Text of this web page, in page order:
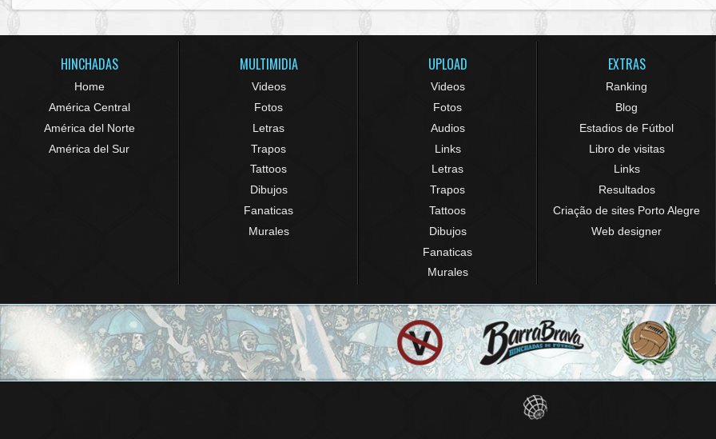
HINCHADAS
Home
América Central
América del Norte
América del Sur
MULTIMIDIA
Videos
Fotos
Letras
Trapos
Tattoos
Dibujos
Fanaticas
Murales
UPLOAD
Videos
Fotos
Audios
Links
Letras
Trapos
Tattoos
Dibujos
Fanaticas
Murales
EXTRAS
Ranking
Blog
Estadios de Fútbol
Libro de visitas
Links
Resultados
Criação de sites Porto Alegre
Web designer